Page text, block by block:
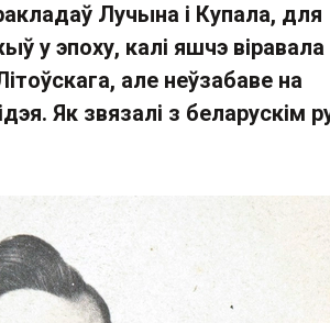
Лучына і Купала, для
у эпоху, калі яшчэ віравала
але неўзабаве на
Як звязалі з беларускім